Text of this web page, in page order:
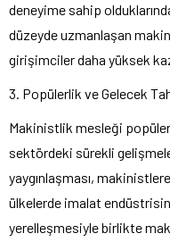
deneyime sahip
düzeyde uzmanlaşan
girişimciler daha yüksek
3. Popülerlik ve Gelecek
Makinistlik mesleği
sektördeki sürekli
yaygınlaşması,
ülkelerde imalat
yerelleşmesiyle birlikte